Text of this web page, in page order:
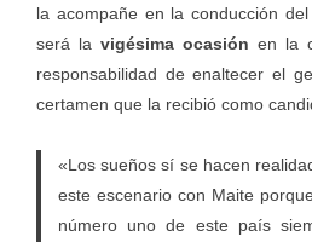
la acompañe en la conducción
será la vigésima ocasión en la
responsabilidad de enaltecer el
certamen que la recibió como
«Los sueños sí se hacen
este escenario con Maite
número uno de este país